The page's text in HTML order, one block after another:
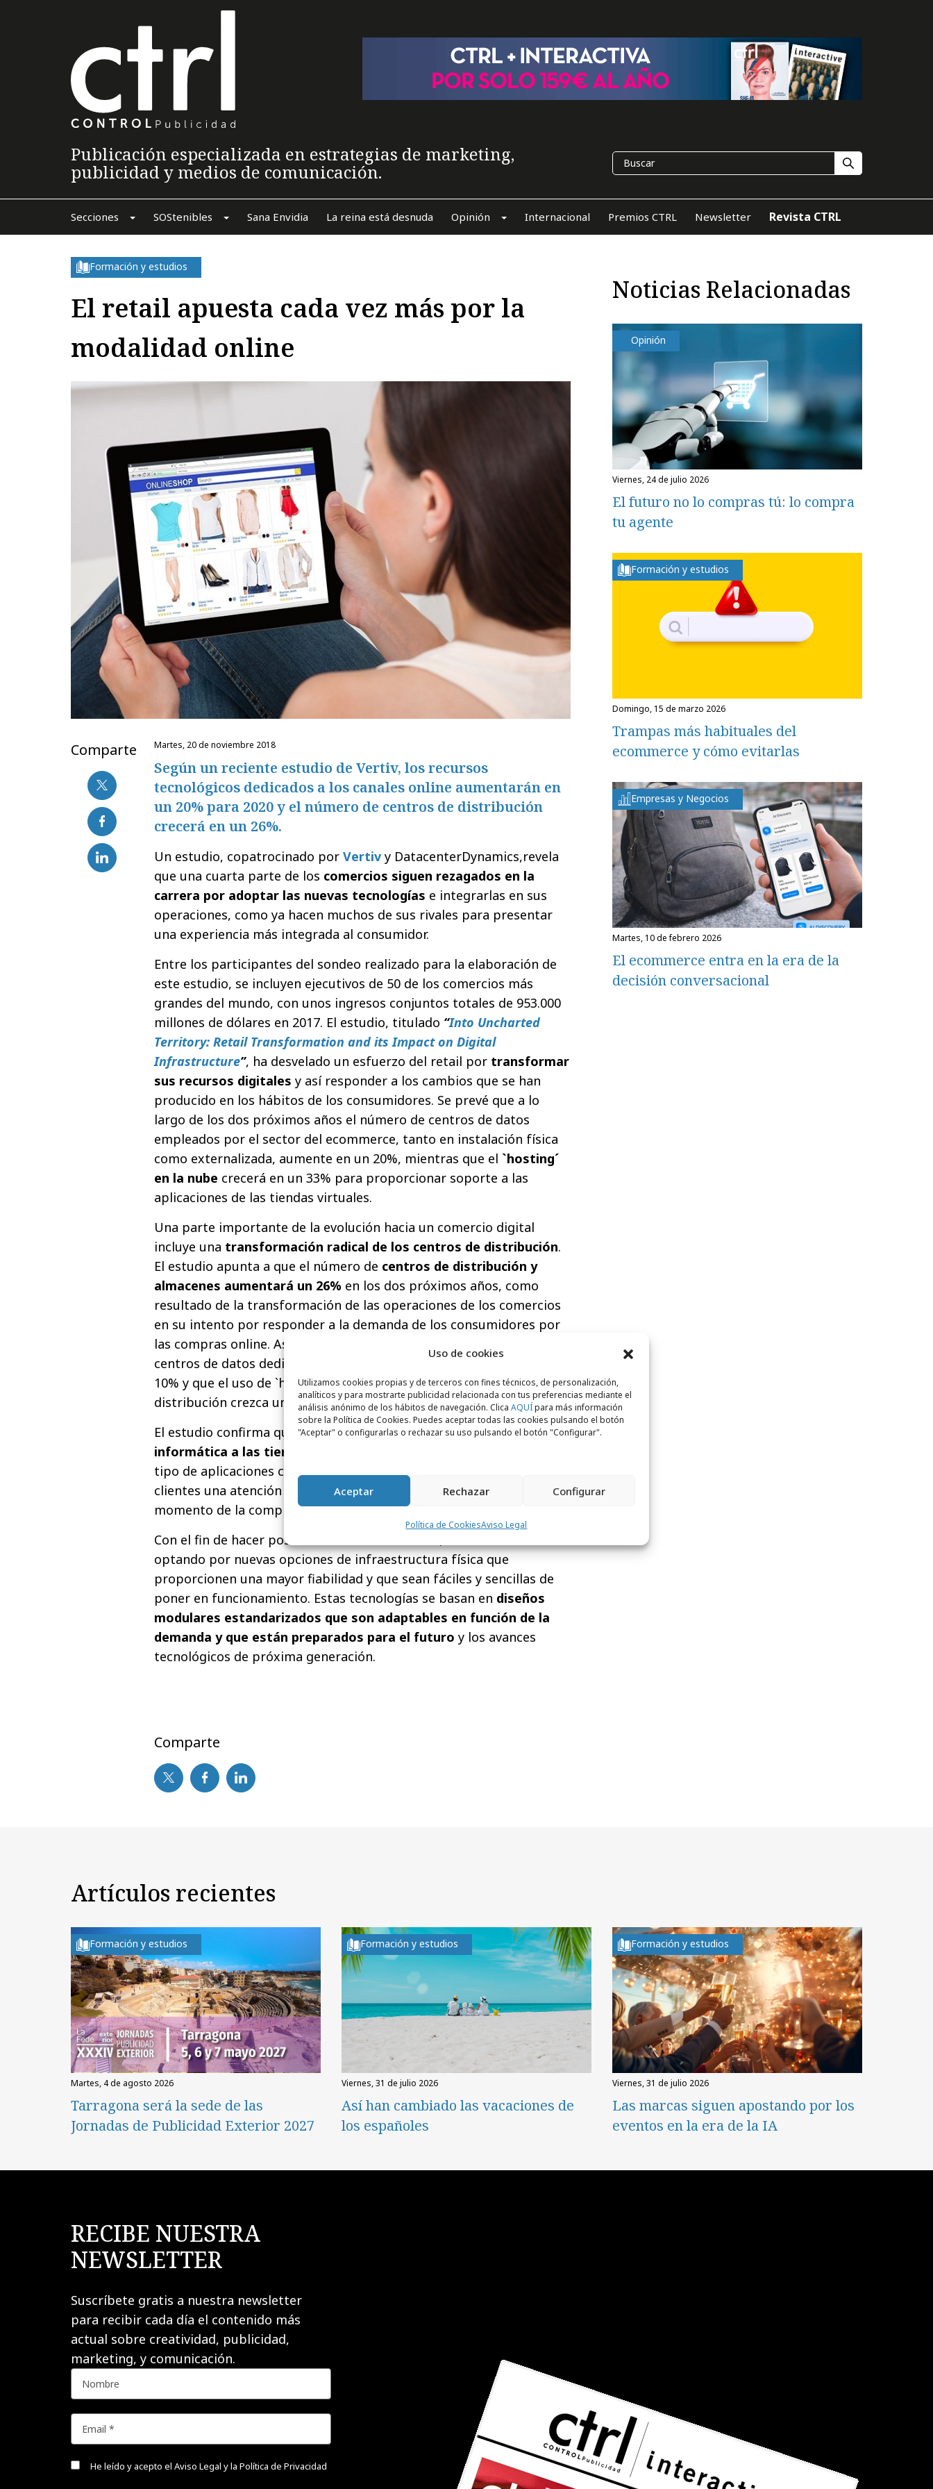
Uso de cookies
Utilizamos cookies propias y de terceros con fines técnicos, de personalización,
analíticos y para mostrarte publicidad relacionada con tus preferencias mediante el
análisis anónimo de los hábitos de navegación. Clica AQUÍpara más información
sobre la Política de Cookies. Puedes aceptar todas las cookies pulsando el botón
"Aceptar" o configurarlas o rechazar su uso pulsando el botón "Configurar".
Aceptar Rechazar Configurar
Política de CookiesAviso Legal
Publicación especializada en estrategias de marketing,
publicidad y medios de comunicación.
Secciones SOStenibles Sana Envidia La reina está desnuda Opinión Internacional Premios CTRL Newsletter Revista CTRL
Formación y estudios
El retail apuesta cada vez más por la
modalidad online
Comparte martes, 20 de noviembre 2018
Según un reciente estudio de Vertiv, los recursos
tecnológicos dedicados a los canales online aumentarán en
un 20% para 2020 y el número de centros de distribución
crecerá en un 26%.
Un estudio, copatrocinado por Vertiv y DatacenterDynamics,revela
que una cuarta parte de los comercios siguen rezagados en la
carrera por adoptar las nuevas tecnologías e integrarlas en sus
operaciones, como ya hacen muchos de sus rivales para presentar
una experiencia más integrada al consumidor.
Entre los participantes del sondeo realizado para la elaboración de
este estudio, se incluyen ejecutivos de 50 de los comercios más
grandes del mundo, con unos ingresos conjuntos totales de 953.000
millones de dólares en 2017. El estudio, titulado “Into Uncharted
Territory: Retail Transformation and its Impact on Digital
Infrastructure”, ha desvelado un esfuerzo del retail por transformar
sus recursos digitales y así responder a los cambios que se han
producido en los hábitos de los consumidores. Se prevé que a lo
largo de los dos próximos años el número de centros de datos
empleados por el sector del ecommerce, tanto en instalación física
como externalizada, aumente en un 20%, mientras que el `hosting´
en la nube crecerá en un 33% para proporcionar soporte a las
aplicaciones de las tiendas virtuales.
Una parte importante de la evolución hacia un comercio digital
incluye una transformación radical de los centros de distribución.
El estudio apunta a que el número de centros de distribución y
almacenes aumentará un 26% en los dos próximos años, como
resultado de la transformación de las operaciones de los comercios
en su intento por responder a la demanda de los consumidores por
las compras online. Asimismo, se espera que el espacio en los
centros de datos dedicados a la distribución y logística aumente un
10% y que el uso de `hosting´ en la nube para respaldar la
distribución crezca un 87%.
El estudio confirma que se está asignandomás capacidad
informática a las tiendas
tipo de aplicaciones como
clientes una atención inmediata e influyan sobre sus decisiones en el
momento de la compra.
Con el fin de hacer posible esta transformación, los comercios están
optando por nuevas opciones de infraestructura física que
proporcionen una mayor fiabilidad y que sean fáciles y sencillas de
poner en funcionamiento. Estas tecnologías se basan en diseños
modulares estandarizados que son adaptables en función de la
demanda y que están preparados para el futuro y los avances
tecnológicos de próxima generación.
Comparte
Noticias Relacionadas
Opinión
viernes, 24 de julio 2026
El futuro no lo compras tú: lo compra
tu agente
Formación y estudios
domingo, 15 de marzo 2026
Trampas más habituales del
ecommerce y cómo evitarlas
Empresas y Negocios
martes, 10 de febrero 2026
El ecommerce entra en la era de la
decisión conversacional
Artículos recientes
Formación y estudios
martes, 4 de agosto 2026
Tarragona será la sede de las
Jornadas de Publicidad Exterior 2027
Formación y estudios
viernes, 31 de julio 2026
Así han cambiado las vacaciones de
los españoles
Formación y estudios
viernes, 31 de julio 2026
Las marcas siguen apostando por los
eventos en la era de la IA
RECIBE NUESTRA
NEWSLETTER
Suscríbete gratis a nuestra newsletter
para recibir cada día el contenido más
actual sobre creatividad, publicidad,
marketing, y comunicación.
He leído y acepto el Aviso Legal y la Política de Privacidad